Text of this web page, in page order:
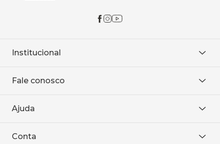
Institucional
Onde encontrar
Baixe o APP
Fale conosco
WhatsApp
Ajuda
Política de entrega
Conta